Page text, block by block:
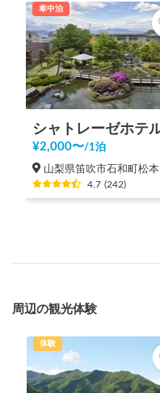
車中泊
¥2,000〜/1泊
山梨県笛吹市石和町松本
4.7 (242)
周辺の観光体験
体験